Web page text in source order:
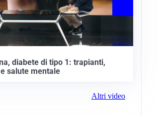
diabete di tipo 1: trapianti,
salute mentale
Altri video